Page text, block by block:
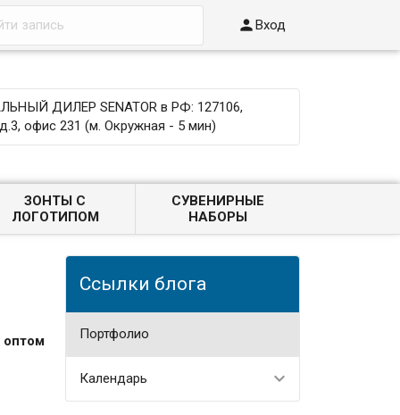
Вход
ДИЛЕР SENATOR в РФ: 127106,
офис 231 (м. Окружная - 5 мин)
ЗОНТЫ С
ЛОГОТИПОМ
СУВЕНИРНЫЕ
НАБОРЫ
Ссылки блога
Портфолио
Календарь